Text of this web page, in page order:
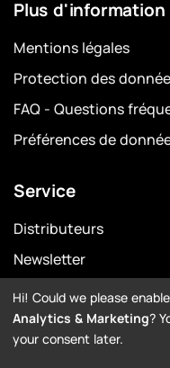
Plus d'information
Mentions légales
Protection des
FAQ - Questions
Préférences de
Service
Distributeurs
Newsletter
Garantie
Downloads
Hi! Could we please
Analytics & Marketing?
your consent later.